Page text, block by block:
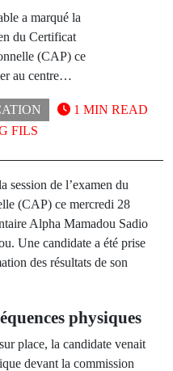
a marqué la
du Certificat
(CAP) ce
au centre…
FILS
1 MIN READ
session de l’examen du
(CAP) ce mercredi 28
Alpha Mamadou Sadio
Une candidate a été prise
des résultats de son
physiques
place, la candidate venait
devant la commission